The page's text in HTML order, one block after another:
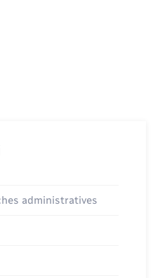
administratives